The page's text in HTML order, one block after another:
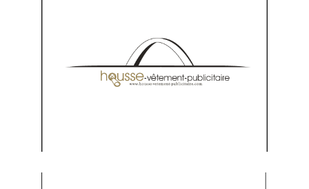
publicitaire.com
Visitez le site